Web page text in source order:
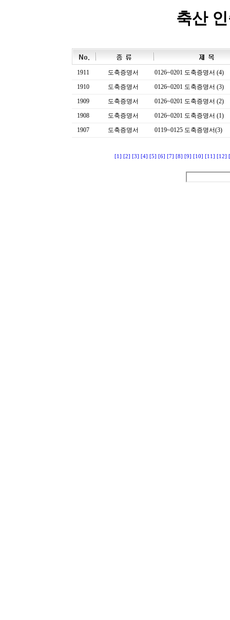
축산
1911 도축증명서
0126~0201 도축증명서 (4)
1910
도축증명서
0126~0201 도축증명서 (3)
1909
도축증명서
0126~0201 도축증명서 (2)
1908
도축증명서
0126~0201 도축증명서 (1)
1907
도축증명서 0119~0125 도축증명서(3)
[1] [2] [3] [4] [5] [6] [7] [8] [9] [10] [11] [12]